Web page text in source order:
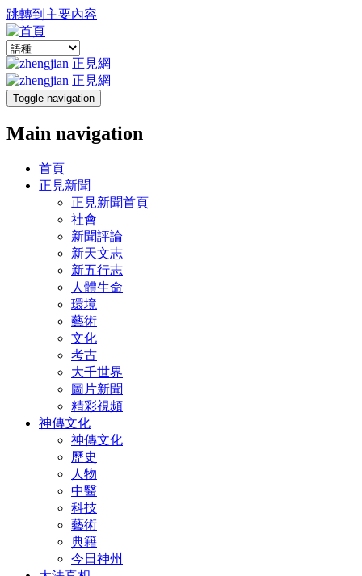
跳轉到主要內容
Toggle navigation
Main navigation
首頁
正見新聞
正見新聞首頁
社會
新聞評論
新天文志
新五行志
人體生命
環境
藝術
文化
考古
大千世界
圖片新聞
精彩視頻
神傳文化
神傳文化
歷史
人物
中醫
科技
藝術
典籍
今日神州